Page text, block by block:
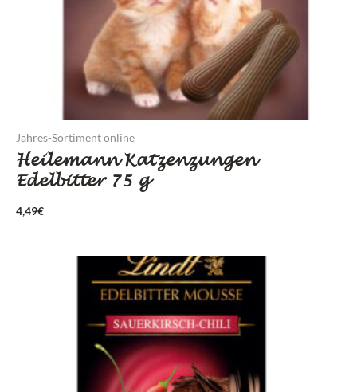
Jahres-Sortiment online
Heilemann Katzenzungen
Edelbitter 75 g
4,49€